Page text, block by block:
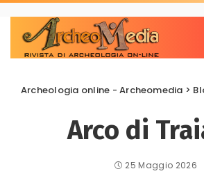
Archeologia online - Archeomedia >
Arco di
25 Maggio 2026